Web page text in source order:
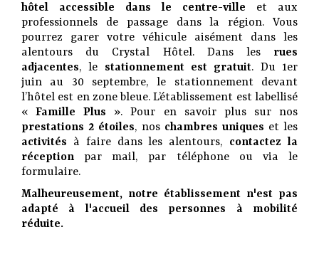
hôtel accessible dans le centre-ville et aux
professionnels de passage dans la région. Vous
pourrez garer votre véhicule aisément dans les
alentours du Crystal Hôtel. Dans les rues
adjacentes, le stationnement est gratuit. Du 1er
juin au 30 septembre, le stationnement devant
l’hôtel est en zone bleue. L’établissement est labellisé
«Famille Plus ». Pour en savoir plus sur nos
prestations 2 étoiles, nos chambres uniques et les
activités à faire dans les alentours, contactez la
réception par mail, par téléphone ou via le
formulaire.
Malheureusement, notre établissement n'est pas
adapté à l'accueil des personnes à mobilité
réduite.